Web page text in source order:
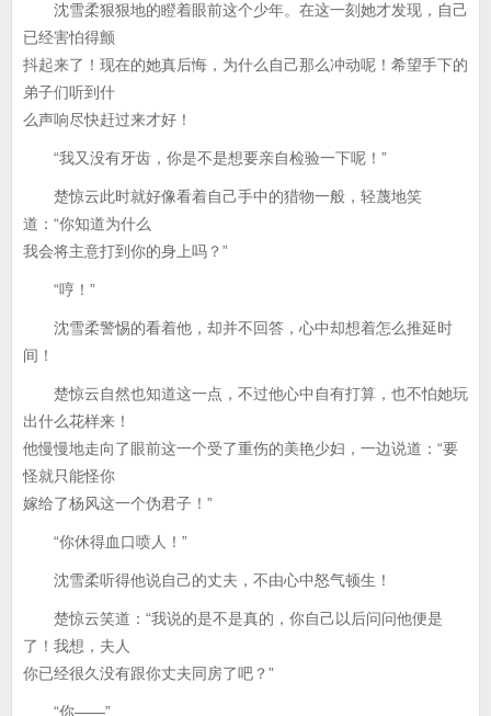
沈雪柔狠狠地的瞪着眼前这个少年。在这一刻她才发现，自己
已经害怕得颤
抖起来了！现在的她真后悔，为什么自己那么冲动呢！希望手下的
弟子们听到什
么声响尽快赶过来才好！
“我又没有牙齿，你是不是想要亲自检验一下呢！”
楚惊云此时就好像看着自己手中的猎物一般，轻蔑地笑
道：“你知道为什么
我会将主意打到你的身上吗？”
“哼！”
沈雪柔警惕的看着他，却并不回答，心中却想着怎么推延时
间！
楚惊云自然也知道这一点，不过他心中自有打算，也不怕她玩
出什么花样来！
他慢慢地走向了眼前这一个受了重伤的美艳少妇，一边说道：“要
怪就只能怪你
嫁给了杨风这一个伪君子！”
“你休得血口喷人！”
沈雪柔听得他说自己的丈夫，不由心中怒气顿生！
楚惊云笑道：“我说的是不是真的，你自己以后问问他便是
了！我想，夫人
你已经很久没有跟你丈夫同房了吧？”
“你——”